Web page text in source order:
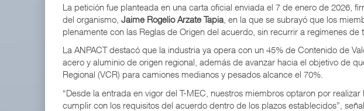
La petición fue planteada en una carta oficial enviada el 7 de enero de 2026,
del organismo, Jaime Rogelio Arzate Tapia, en la que se subrayó que los
plenamente con las Reglas de Origen del acuerdo, sin recurrir a regímenes de
La ANPACT destacó que la industria ya opera con un 45% de Contenido de
acero y aluminio de origen regional, además de avanzar hacia el objetivo de
Regional (VCR) para camiones medianos y pesados alcance el 70%.
“Desde la entrada en vigor del T-MEC, nuestros miembros optaron por
cumplir con los requisitos del acuerdo dentro de los plazos establecidos”,